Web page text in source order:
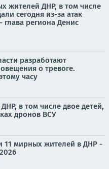
жителей ДНР, в том числе
сегодня из-за атак
региона Денис
разработают
о тревоге.
часу
в том числе двое детей,
дронов ВСУ
11 мирных жителей в ДНР -